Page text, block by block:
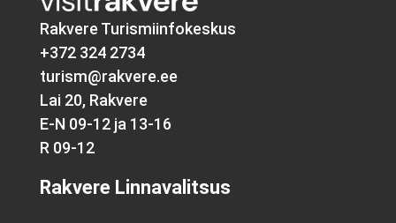
Rakvere Turismiinfokeskus
+372 324 2734
turism@rakvere.ee
Lai 20, Rakvere
E-N 09-12 ja 13-16
R 09-12
Rakvere Linnavalitsus